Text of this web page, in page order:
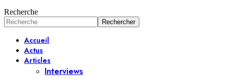
Recherche
Accueil
Actus
Articles
Interviews